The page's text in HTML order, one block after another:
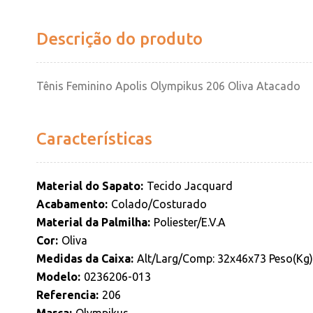
Descrição do produto
Tênis Feminino Apolis Olympikus 206 Oliva Atacado
Características
Material do Sapato Tecido Jacquard
Acabamento Colado/Costurado
Material da Palmilha Poliester/E.V.A
Cor Oliva
Medidas da Caixa Alt/Larg/Comp: 32x46x73
Modelo 0236206-013
Referencia 206